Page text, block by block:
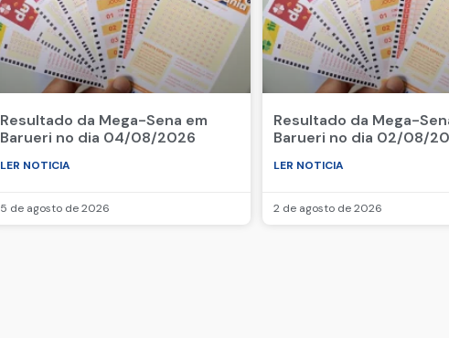
Resultado da Mega-Sena em
Barueri no dia 04/08/2026
LER NOTICIA
5 de agosto de 2026
Resultado da Mega-
Barueri no dia 02/08/
LER NOTICIA
2 de agosto de 2026